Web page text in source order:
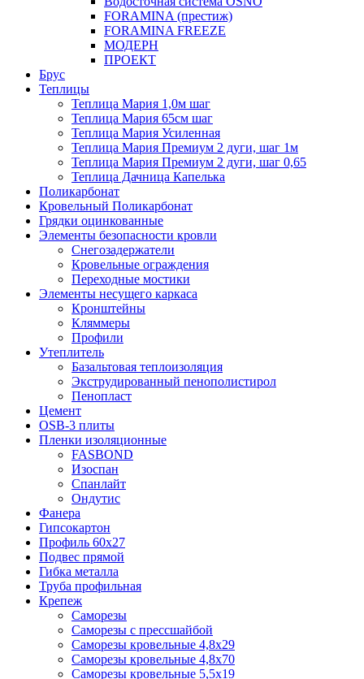
FORAMINA (престиж)
FORAMINA FREEZE
МОДЕРН
ПРОЕКТ
Брус
Теплицы
Теплица Мария 1,0м шаг
Теплица Мария 65см шаг
Теплица Мария Усиленная
Теплица Мария Премиум 2 дуги, шаг 1м
Теплица Мария Премиум 2 дуги, шаг 0,65
Теплица Дачница Капелька
Поликарбонат
Кровельный Поликарбонат
Грядки оцинкованные
Элементы безопасности кровли
Снегозадержатели
Кровельные ограждения
Переходные мостики
Элементы несущего каркаса
Кронштейны
Кляммеры
Профили
Утеплитель
Базальтовая теплоизоляция
Экструдированный пенополистирол
Пенопласт
Цемент
OSB-3 плиты
Пленки изоляционные
FASBOND
Изоспан
Спанлайт
Ондутис
Фанера
Гипсокартон
Профиль 60х27
Подвес прямой
Гибка металла
Труба профильная
Крепеж
Саморезы
Саморезы с прессшайбой
Саморезы кровельные 4,8х29
Саморезы кровельные 4,8х70
Саморезы кровельные 5,5х19